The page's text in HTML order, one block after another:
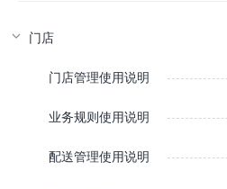
门店
门店管理使用说明
业务规则使用说明
配送管理使用说明